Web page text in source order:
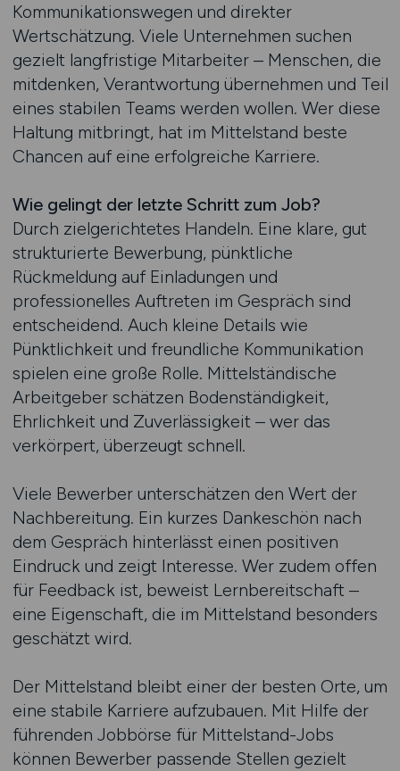
Kommunikationswegen und direkter
Wertschätzung. Viele Unternehmen suchen
gezielt langfristige Mitarbeiter – Menschen, die
mitdenken, Verantwortung übernehmen und Teil
eines stabilen Teams werden wollen. Wer diese
Haltung mitbringt, hat im Mittelstand beste
Chancen auf eine erfolgreiche Karriere.
Wie gelingt der letzte Schritt zum Job?
Durch zielgerichtetes Handeln. Eine klare, gut
strukturierte Bewerbung, pünktliche
Rückmeldung auf Einladungen und
professionelles Auftreten im Gespräch sind
entscheidend. Auch kleine Details wie
Pünktlichkeit und freundliche Kommunikation
spielen eine große Rolle. Mittelständische
Arbeitgeber schätzen Bodenständigkeit,
Ehrlichkeit und Zuverlässigkeit – wer das
verkörpert, überzeugt schnell.
Viele Bewerber unterschätzen den Wert der
Nachbereitung. Ein kurzes Dankeschön nach
dem Gespräch hinterlässt einen positiven
Eindruck und zeigt Interesse. Wer zudem offen
für Feedback ist, beweist Lernbereitschaft –
eine Eigenschaft, die im Mittelstand besonders
geschätzt wird.
Der Mittelstand bleibt einer der besten Orte, um
eine stabile Karriere aufzubauen. Mit Hilfe der
führenden Jobbörse für Mittelstand-Jobs
können Bewerber passende Stellen gezielt